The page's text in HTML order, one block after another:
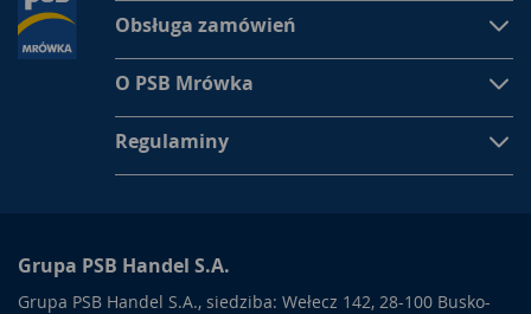
Obsługa zamówień
O PSB Mrówka
Regulaminy
Grupa PSB Handel S.A.
Grupa PSB Handel S.A., siedziba: Wełecz 142, 28-100 Busko-